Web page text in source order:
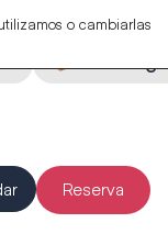
Eventos
Reserva
o cambiarlas